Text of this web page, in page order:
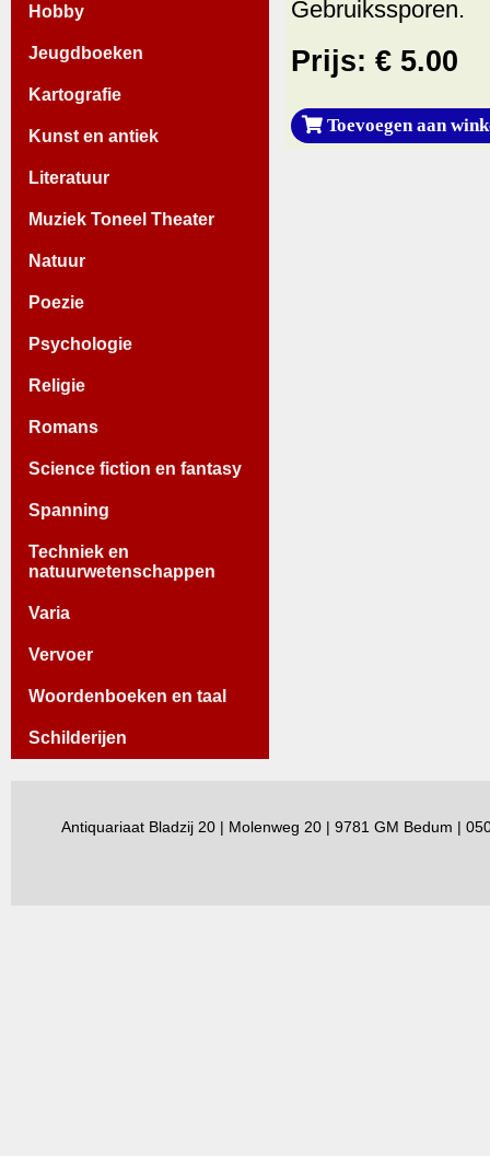
Hobby
Jeugdboeken
Kartografie
Kunst en antiek
Literatuur
Muziek Toneel Theater
Natuur
Poezie
Psychologie
Religie
Romans
Science fiction en fantasy
Spanning
Techniek en
natuurwetenschappen
Varia
Vervoer
Woordenboeken en taal
Schilderijen
Gebruikssporen.
Prijs: € 5.00
Toevoegen aan
Antiquariaat Bladzij 20 | Molenweg 20 | 9781 GM Bedum |